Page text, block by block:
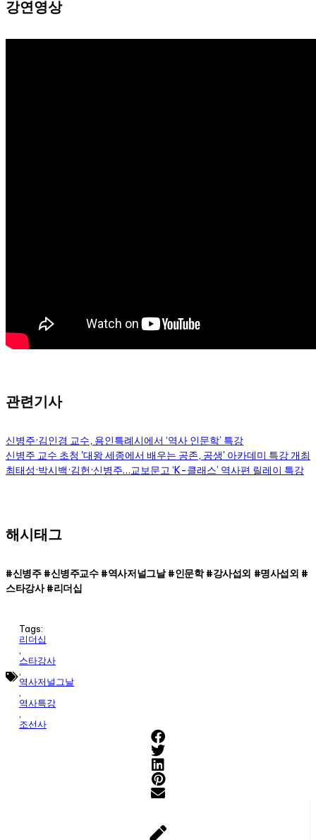
강연영상
관련기사
신병주·김인경 교수, 용인특례시에서 ‘역사 인문학’ 특강
신병주 교수 초청 '대왕 세종에서 배우는 공존, 공생' 아카데미 특강 개최
최태성·박시백·김헌·신병주…교보문고 ‘K-클래스’ 역사편 릴레이 특강
해시태그
#신병주 #신병주교수 #역사저널그날 #인문학 #강사섭외 #명사섭외 #
스타강사 #리더십
Tags:
리더십
스타강사
역사저널그날
역사특강
조선사